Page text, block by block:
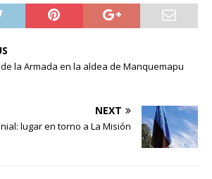
la Armada en la aldea de Manquemapu
NEXT
lugar en torno a La Misión